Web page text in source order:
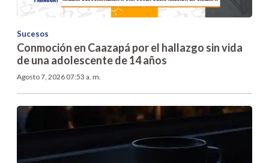
Sucesos
Conmoción en Caazapá por el hallazgo sin vida
de una adolescente de 14 años
Agosto 7, 2026 07:53 a. m.